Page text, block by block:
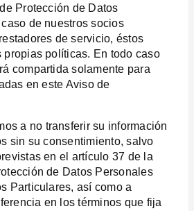
Protección de Datos
de nuestros socios
de servicio, éstos
propias políticas. En todo caso
compartida solamente para
en este Aviso de
a no transferir su información
sin su consentimiento, salvo
en el artículo 37 de la
de Datos Personales
Particulares, así como a
en los términos que fija